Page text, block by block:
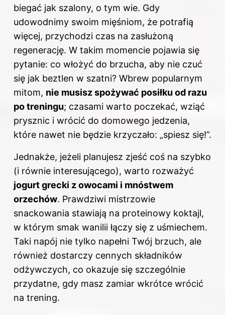
biegać jak szalony, o tym wie. Gdy
udowodnimy swoim mięśniom, że potrafią
więcej, przychodzi czas na zasłużoną
regenerację. W takim momencie pojawia się
pytanie: co włożyć do brzucha, aby nie czuć
się jak beztlen w szatni? Wbrew popularnym
mitom, nie musisz spożywać posiłku od razu
po treningu; czasami warto poczekać, wziąć
prysznic i wrócić do domowego jedzenia,
które nawet nie będzie krzyczało: „spiesz się!”.
Jednakże, jeżeli planujesz zjeść coś na szybko
(i równie interesującego), warto rozważyć
jogurt grecki z owocami i mnóstwem
orzechów. Prawdziwi mistrzowie
snackowania stawiają na proteinowy koktajl,
w którym smak wanilii łączy się z uśmiechem.
Taki napój nie tylko napełni Twój brzuch, ale
również dostarczy cennych składników
odżywczych, co okazuje się szczególnie
przydatne, gdy masz zamiar wkrótce wrócić
na trening.